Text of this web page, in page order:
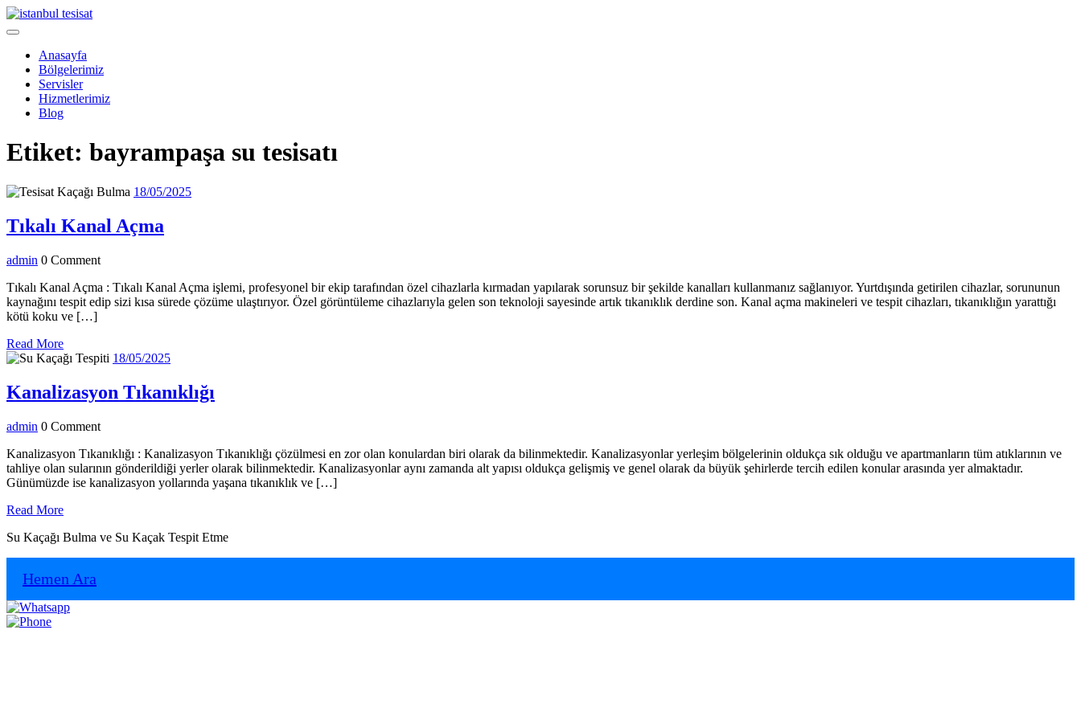
Skip
to
Open
Anasayfa
Bölgelerimiz
Servisler
Hizmetlerimiz
Blog
Menu
Etiket: bayrampaşa su tesisatı
18/05/202518/05/2025
Tıkalı Kanal Açma
admin admin
0 Comment
Tıkalı Kanal Açma : Tıkalı Kanal Açma işlemi, profesyonel bir ekip tarafından özel cihazlarla kırmadan yapılarak sorunsuz bir şekilde kanalları kullanmanız sağlanıyor. Yurtdışında getirilen cihazlar, sorununun
kaynağını tespit edip sizi kısa sürede çözüme ulaştırıyor. Özel görüntüleme cihazlarıyla gelen son teknoloji sayesinde artık tıkanıklık derdine son. Kanal açma makineleri ve tespit cihazları, tıkanıklığın yarattığı
kötü koku ve […]
Read MoreRead
More
18/05/202518/05/2025
Kanalizasyon Tıkanıklığı
admin admin
0 Comment
Kanalizasyon Tıkanıklığı : Kanalizasyon Tıkanıklığı çözülmesi en zor olan konulardan biri olarak da bilinmektedir. Kanalizasyonlar yerleşim bölgelerinin oldukça sık olduğu ve apartmanların tüm atıklarının ve
tahliye olan sularının gönderildiği yerler olarak bilinmektedir. Kanalizasyonlar aynı zamanda alt yapısı oldukça gelişmiş ve genel olarak da büyük şehirlerde tercih edilen konular arasında yer almaktadır.
Günümüzde ise kanalizasyon yollarında yaşana tıkanıklık ve […]
Read MoreRead
Su Kaçağı Bulma ve Su Kaçak Tespit Etme
Hemen Ara